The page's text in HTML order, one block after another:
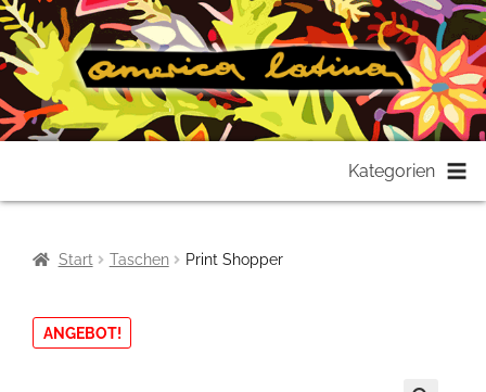
springen
springen
Kategorien
Start Taschen Print Shopper
ANGEBOT!